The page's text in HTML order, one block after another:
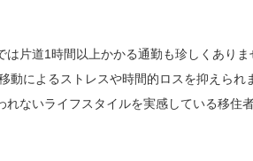
片道1時間以上かかる通勤も珍しくありま
動によるストレスや時間的ロスを抑えられ
ないライフスタイルを実感している移住